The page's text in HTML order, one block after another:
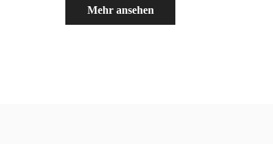
Mehr ansehen